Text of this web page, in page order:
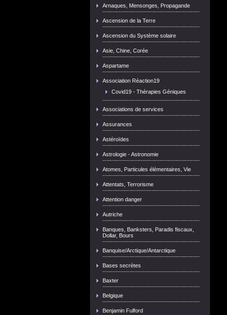
Arnaques, Mensonges, Propagande
Ascension de la Terre
Ascension du Système solaire
Asie, Chine, Corée
Aspartame
Association Réaction19
Covid19 - Thérapies Géniques
Associations de services
Assurances
Astéroïdes
Astrologie - Astronomie
Atomes, Particules élémentaires, Vie
Attentats, Terrorisme
Attention danger
Autriche
Banques, Banksters, Paradis fiscaux,
Dollar, Bours
Banquise/Arctique/Antarctique
Bases secrètes
Baxter
Belgique
Benjamin Fulford